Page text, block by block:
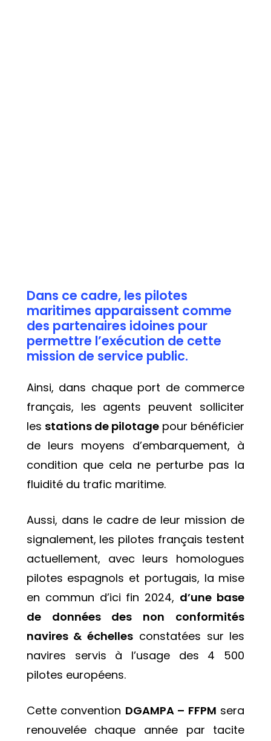
Dans ce cadre, les pilotes
maritimes apparaissent comme
des partenaires idoines pour
permettre l’exécution de cette
mission de service public.
Ainsi, dans chaque port de commerce
français, les agents peuvent solliciter
les stations de pilotage pour bénéficier
de leurs moyens d’embarquement, à
condition que cela ne perturbe pas la
fluidité du trafic maritime.
Aussi, dans le cadre de leur mission de
signalement, les pilotes français testent
actuellement, avec leurs homologues
pilotes espagnols et portugais, la mise
en commun d’ici fin 2024, d’une base
de données des non conformités
navires & échelles constatées sur les
navires servis à l’usage des 4 500
pilotes européens.
Cette convention DGAMPA – FFPM sera
renouvelée chaque année par tacite